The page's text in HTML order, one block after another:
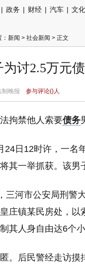
| 政务 | 财经 | 汽车 | 文化
新闻 > 社会新闻 > 正文
为讨2.5万元
制晚报 参与评论()人
拘禁他人索要债务
24日12时许，一名
其一举抓获。该男
三河市公安局刑警
庄镇某民房处，
其人身自由达6个
。后民警经走访摸